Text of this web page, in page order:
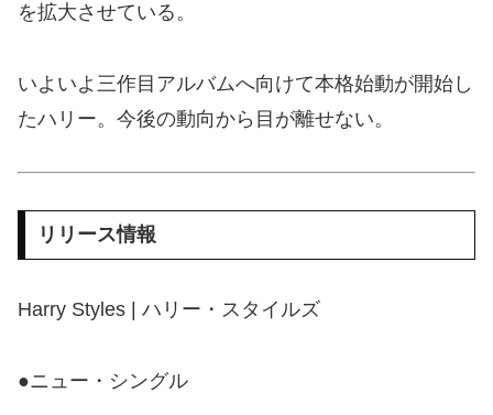
を拡大させている。
いよいよ三作目アルバムへ向けて本格始動が開始し
たハリー。今後の動向から目が離せない。
リリース情報
Harry Styles | ハリー・スタイルズ
●ニュー・シングル